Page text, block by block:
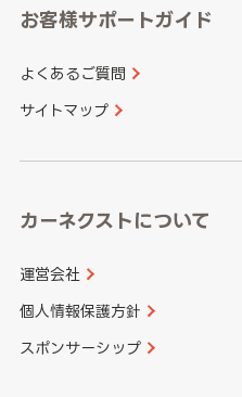
愛知県
和歌山県
山口県
香川県
長崎県
大分県
お客様サポートガイド
よくあるご質問
サイトマップ
カーネクストについて
運営会社
個人情報保護方針
スポンサーシップ